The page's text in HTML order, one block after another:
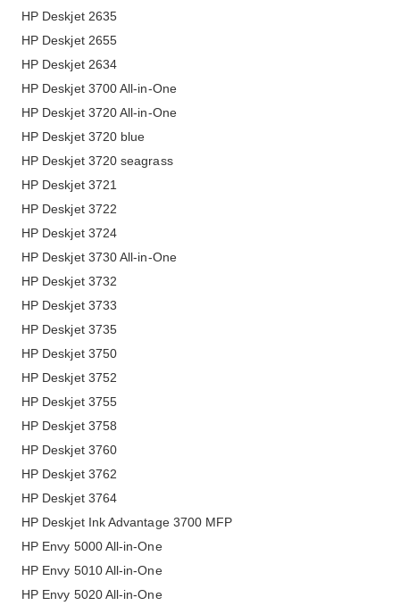
HP Deskjet 2635
HP Deskjet 2655
HP Deskjet 2634
HP Deskjet 3700 All-in-One
HP Deskjet 3720 All-in-One
HP Deskjet 3720 blue
HP Deskjet 3720 seagrass
HP Deskjet 3721
HP Deskjet 3722
HP Deskjet 3724
HP Deskjet 3730 All-in-One
HP Deskjet 3732
HP Deskjet 3733
HP Deskjet 3735
HP Deskjet 3750
HP Deskjet 3752
HP Deskjet 3755
HP Deskjet 3758
HP Deskjet 3760
HP Deskjet 3762
HP Deskjet 3764
HP Deskjet Ink Advantage 3700 MFP
HP Envy 5000 All-in-One
HP Envy 5010 All-in-One
HP Envy 5020 All-in-One